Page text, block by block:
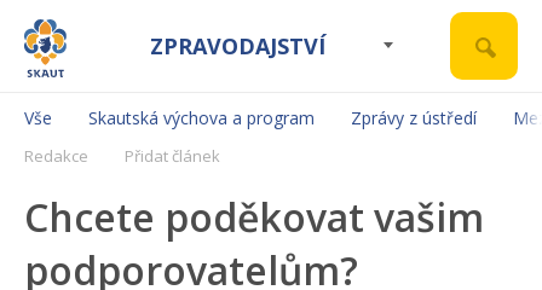
ZPRAVODAJSTVÍ
Vše Skautská výchova a program Zprávy z ústředí
Redakce Přidat článek
Chcete poděkovat vašim
podporovatelům?